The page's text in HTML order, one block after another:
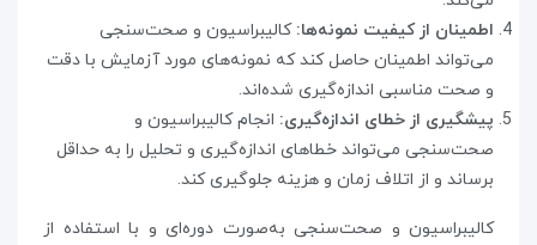
اطمینان از کیفیت نمونه‌ها: کالیبراسیون و صحت‌سنجی
می‌تواند اطمینان حاصل کند که نمونه‌های مورد آزمایش با دقت
و صحت مناسبی اندازه‌گیری شده‌اند.
پیشگیری از خطای اندازه‌گیری: انجام کالیبراسیون و
صحت‌سنجی می‌تواند خطاهای اندازه‌گیری و تحلیل را به حداقل
برساند و از اتلاف زمان و هزینه جلوگیری کند.
کالیبراسیون و صحت‌سنجی به‌صورت دوره‌ای و با استفاده از